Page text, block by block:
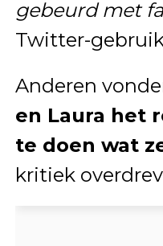
gebeurd met
Twitter-
Anderen
en Laura het
te doen wat
kritiek